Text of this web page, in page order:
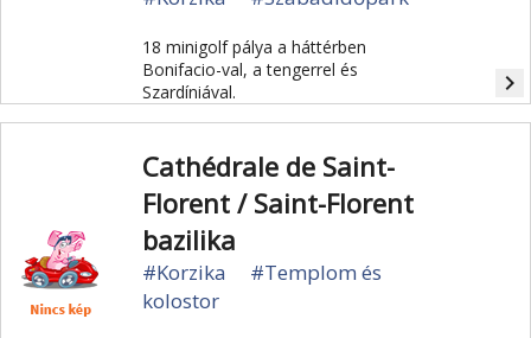
18 minigolf pálya a háttérben
Bonifacio-val, a tengerrel és
Szardíniával.
navigate_next
Cathédrale de Saint-
Florent / Saint-Florent
bazilika
#Korzika
#Templom és
kolostor